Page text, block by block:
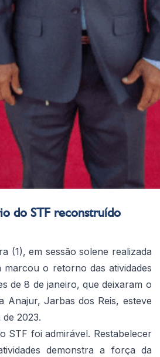
do STF reconstruído
(1), em sessão solene realizada
o retorno das atividades
de 8 de janeiro, que deixaram o
Anajur, Jarbas dos Reis, esteve
2023.
STF foi admirável. Restabelecer
demonstra a força da